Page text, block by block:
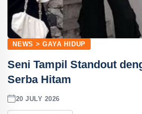
NEWS > GAYA HIDUP
Seni Tampil Standout
Serba Hitam
20 JULY 2026